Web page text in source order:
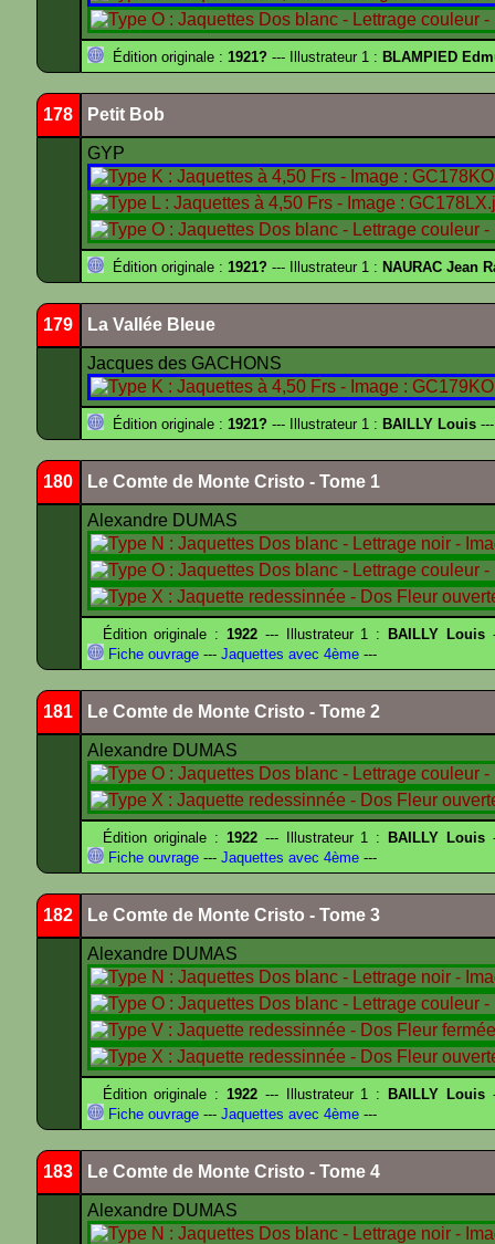
Édition originale : 1921? --- Illustrateur 1 : BLAMPIED
178 Petit Bob
GYP
Édition originale : 1921? --- Illustrateur 1 : NAURAC Jean
179 La Vallée Bleue
Jacques des GACHONS
Édition originale : 1921? --- Illustrateur 1 : BAILLY Louis ---
180 Le Comte de Monte Cristo - Tome 1
Alexandre DUMAS
Édition originale : 1922 --- Illustrateur 1 : BAILLY Louis
Fiche ouvrage --- Jaquettes avec 4ème ---
181 Le Comte de Monte Cristo - Tome 2
Alexandre DUMAS
Édition originale : 1922 --- Illustrateur 1 : BAILLY Louis
Fiche ouvrage --- Jaquettes avec 4ème ---
182 Le Comte de Monte Cristo - Tome 3
Alexandre DUMAS
Édition originale : 1922 --- Illustrateur 1 : BAILLY Louis
Fiche ouvrage --- Jaquettes avec 4ème ---
183 Le Comte de Monte Cristo - Tome 4
Alexandre DUMAS